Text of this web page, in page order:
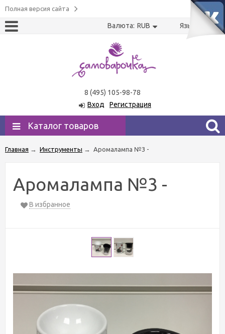
Полная версия сайта
Валюта: RUB Язык: USRU
8 (495) 105-98-78
Вход
Регистрация
Каталог товаров
Главная → Инструменты → Аромалампа №3 -
Аромалампа №3 -
В избранное